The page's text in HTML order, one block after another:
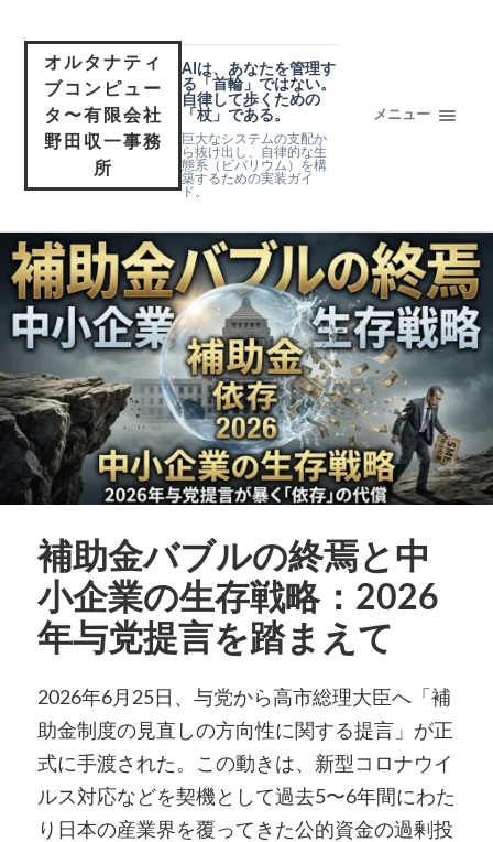
オルタナティ
ブコンピュー
タ〜有限会社
野田収一事務
所
AIは、あなたを管理す
る「首輪」ではない。
自律して歩くための
「杖」である。
巨大なシステムの支配か
ら抜け出し、自律的な生
態系（ビバリウム）を構
築するための実装ガイ
ド。
メニュー
補助金バブルの終焉と中
小企業の生存戦略：2026
年与党提言を踏まえて
2026年6月25日、与党から高市総理大臣へ「補
助金制度の見直しの方向性に関する提言」が正
式に手渡された。この動きは、新型コロナウイ
ルス対応などを契機として過去5〜6年間にわた
り日本の産業界を覆ってきた公的資金の過剰投